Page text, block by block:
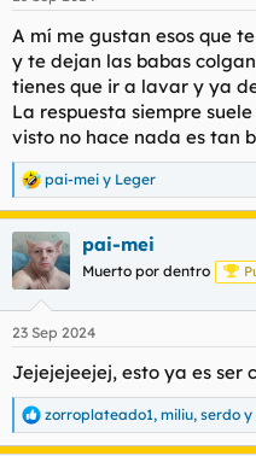
e
:
A mí me gustan esos que
y te dejan las babas
tienes que ir a lavar y ya
La respuesta siempre
visto no hace nada es tan
R
e
a
c
c
i
e
:
pai-mei y Leger
pai-mei
Muerto por dentro
23 Sep 2024
Jejejejeejej, esto ya es ser
R
e
zorroplateado1, miliu, serdo y